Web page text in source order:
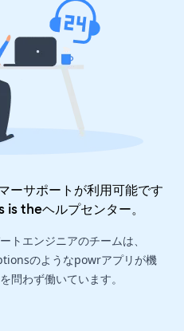
サポートが利用可能です
is theヘルプセンター。
トエンジニアのチームは、
のようなpowrアプリが機
問わず働いています。